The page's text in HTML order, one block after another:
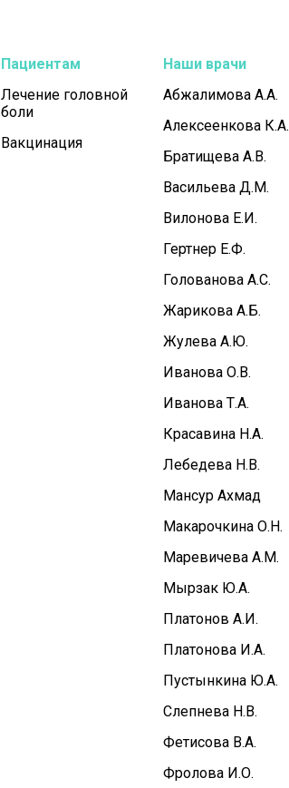
Пациентам
Лечение головной
боли
Вакцинация
Наши врачи
Абжалимова А.А.
Алексеенкова К.А.
Братищева А.В.
Васильева Д.М.
Вилонова Е.И.
Гертнер Е.Ф.
Голованова А.С.
Жарикова А.Б.
Жулева А.Ю.
Иванова О.В.
Иванова Т.А.
Красавина Н.А.
Лебедева Н.В.
Мансур Ахмад
Макарочкина О.Н.
Маревичева А.М.
Мырзак Ю.А.
Платонов А.И.
Платонова И.А.
Пустынкина Ю.А.
Слепнева Н.В.
Фетисова В.А.
Фролова И.О.